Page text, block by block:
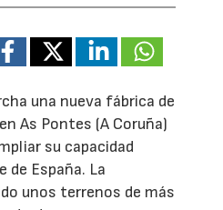
una nueva fábrica de
As Pontes (A Coruña)
su capacidad
de España. La
unos terrenos de más